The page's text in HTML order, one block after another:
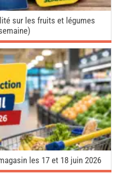
sur les fruits et légumes
les 17 et 18 juin 2026